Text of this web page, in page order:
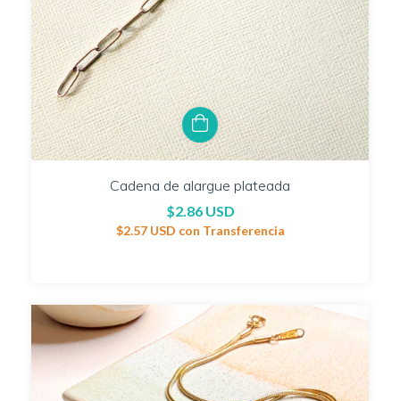
Cadena de alargue plateada
$2.86 USD
$2.57 USD con Transferencia